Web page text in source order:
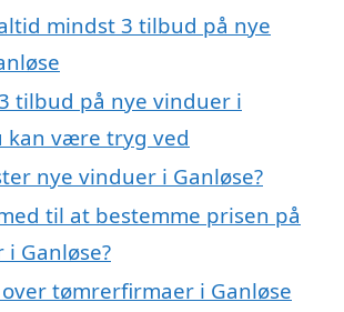
mindst 3 tilbud på nye
tilbud på nye vinduer i
kan være tryg ved
nye vinduer i Ganløse?
til at bestemme prisen på
Ganløse?
tømrerfirmaer i Ganløse